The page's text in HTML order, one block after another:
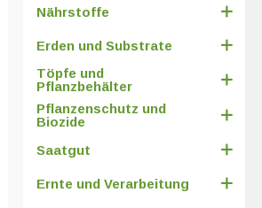
Nährstoffe
Erden und Substrate
Töpfe und
Pflanzbehälter
Pflanzenschutz und
Biozide
Saatgut
Ernte und Verarbeitung